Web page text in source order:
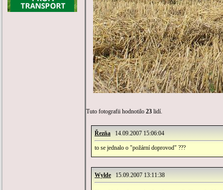
Tuto fotografii hodnotilo 23 lidí.
Řezňa 14.09.2007 15:06:04
to se jednalo o "požární doprovod" ???
Wylde 15.09.2007 13:11:38